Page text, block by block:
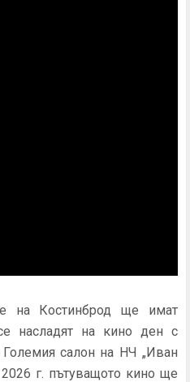
на Костинброд ще имат
насладят на кино ден с
салон на НЧ „Иван
г. пътуващото кино ще